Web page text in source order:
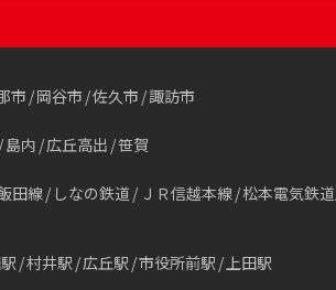
市 岡谷市 佐久市 諏訪市
島内 広丘高出 笹賀
田線 しなの鉄道 ＪＲ信越本線 松本電気鉄
村井駅 広丘駅 市役所前駅 上田駅